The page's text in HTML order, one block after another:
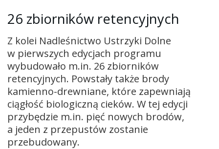
26 zbiorników retencyjnych
Z kolei Nadleśnictwo Ustrzyki Dolne
w pierwszych edycjach programu
wybudowało m.in. 26 zbiorników
retencyjnych. Powstały także brody
kamienno-drewniane, które zapewniają
ciągłość biologiczną cieków. W tej edycji
przybędzie m.in. pięć nowych brodów,
a jeden z przepustów zostanie
przebudowany.